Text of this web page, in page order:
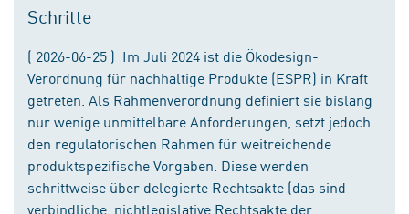
Schritte
( 2026-06-25 ) Im Juli 2024 ist die Ökodesign-
Verordnung für nachhaltige Produkte (ESPR) in Kraft
getreten. Als Rahmenverordnung definiert sie bislang
nur wenige unmittelbare Anforderungen, setzt jedoch
den regulatorischen Rahmen für weitreichende
produktspezifische Vorgaben. Diese werden
schrittweise über delegierte Rechtsakte (das sind
verbindliche, nichtlegislative Rechtsakte der